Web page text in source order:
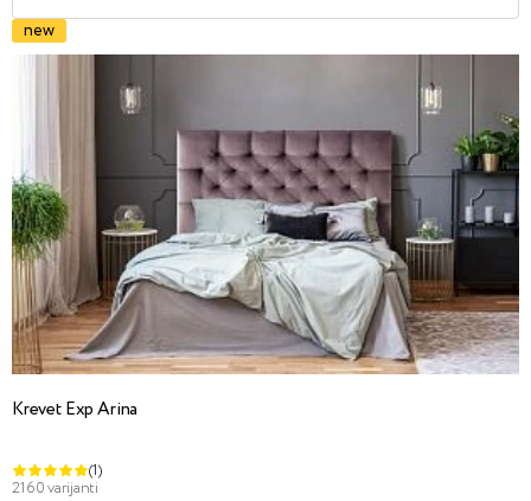
new
Krevet Exp Arina
(1)
2160 varijanti